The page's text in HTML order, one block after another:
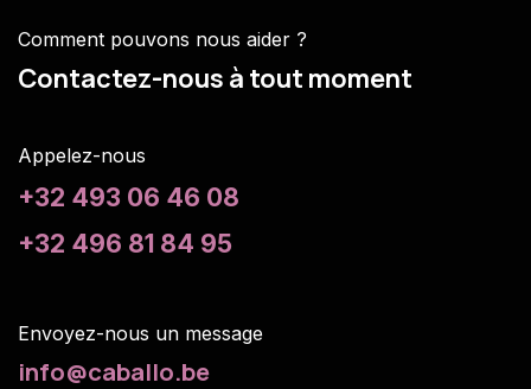
Comment pouvons nous aider ?
Contactez-nous à tout moment
Appelez-nous
+32 493 06 46 08
+32 496 81 84 95
Envoyez-nous un message
info@caballo.be